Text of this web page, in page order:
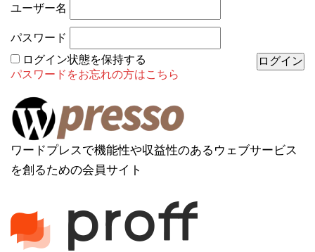
ユーザー名
パスワード
ログイン状態を保持する
パスワードをお忘れの方はこちら
ワードプレスで機能性や収益性のあるウェブサービス
を創るための会員サイト